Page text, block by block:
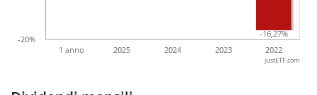
-16,27%
-16,27%
1 anno 2025 2024 2023 2022
-20%
justETF.com